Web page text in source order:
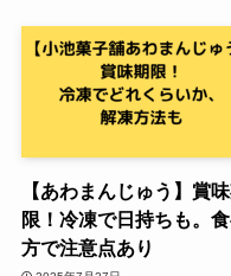
【あわまんじゅう】賞
限！冷凍で日持ちも。
方で注意点あり